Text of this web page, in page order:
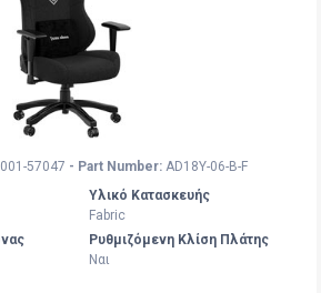
001-57047 - Part Number: AD18Y-06-B-F
Υλικό Κατασκευής
Fabric
Ρυθμιζόμενη Κλίση Πλάτης
Ναι